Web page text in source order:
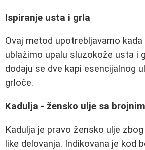
Ispiranje usta i grla
Ovaj metod upotrebljavamo
ublažimo upalu sluzokože usta i
dodaju se dve kapi esencijalnog
grloče.
Kadulja - žensko ulje sa
Kadulja je pravo žensko ulje
like delovanja. Indikovana je kod